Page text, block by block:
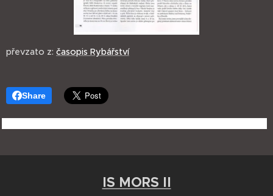
převzato z: časopis Rybářství
Share
IS MORS II